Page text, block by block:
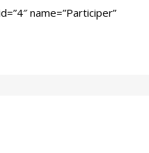
name=”Participer”